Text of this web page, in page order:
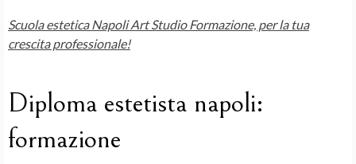
Scuola estetica Napoli Art Studio Formazione, per la tua
crescita professionale!
Diploma estetista napoli:
formazione